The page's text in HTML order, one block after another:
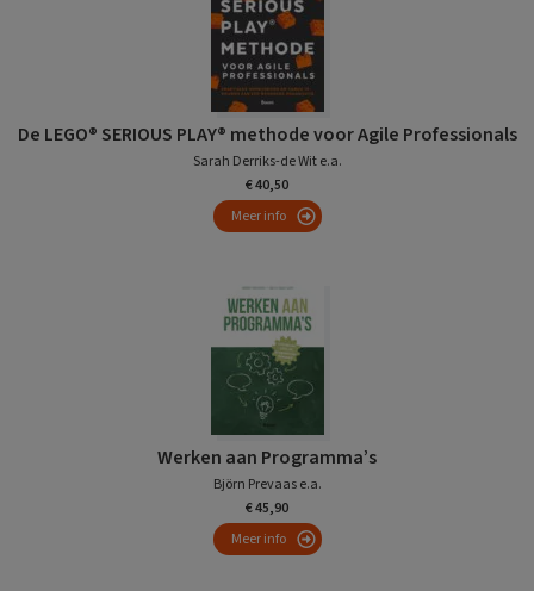
De LEGO® SERIOUS PLAY® methode voor Agile Professionals
Sarah Derriks-de Wit e.a.
€ 40,50
Meer info
Werken aan Programma’s
Björn Prevaas e.a.
€ 45,90
Meer info